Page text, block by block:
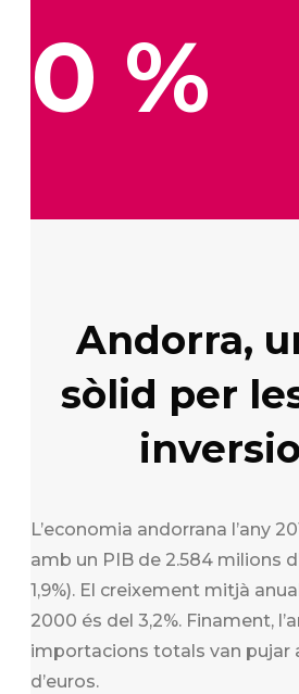
0 %
Andorra,
sòlid per
L’economia andorrana l’any
amb un PIB de 2.584 milions
1,9%). El creixement mitjà
2000 és del 3,2%. Finament,
importacions totals van pujar
d’euros.